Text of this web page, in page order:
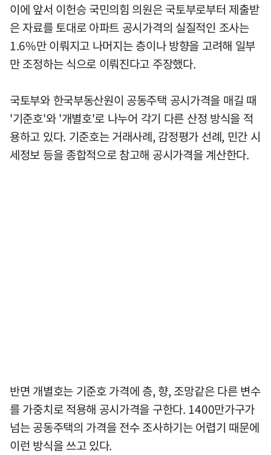
이에 앞서 이헌승 국민의힘 의원은 국토부로부터 제출받
은 자료를 토대로 아파트 공시가격의 실질적인 조사는
1.6%만 이뤄지고 나머지는 층이나 방향을 고려해 일부
만 조정하는 식으로 이뤄진다고 주장했다.
국토부와 한국부동산원이 공동주택 공시가격을 매길 때
'기준호'와 '개별호'로 나누어 각기 다른 산정 방식을 적
용하고 있다. 기준호는 거래사례, 감정평가 선례, 민간 시
세정보 등을 종합적으로 참고해 공시가격을 계산한다.
반면 개별호는 기준호 가격에 층, 향, 조망같은 다른 변수
를 가중치로 적용해 공시가격을 구한다. 1400만가구가
넘는 공동주택의 가격을 전수 조사하기는 어렵기 때문에
이런 방식을 쓰고 있다.